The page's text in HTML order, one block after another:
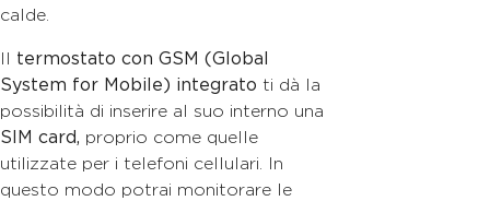
calde.
Il termostato con GSM (Global
System for Mobile) integrato ti dà la
possibilità di inserire al suo interno una
SIM card, proprio come quelle
utilizzate per i telefoni cellulari. In
questo modo potrai monitorare le